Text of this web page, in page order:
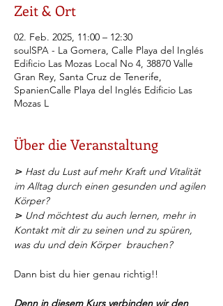
Zeit & Ort
02. Feb. 2025, 11:00 – 12:30
soulSPA - La Gomera, Calle Playa del Inglés
Edificio Las Mozas Local No 4, 38870 Valle
Gran Rey, Santa Cruz de Tenerife,
SpanienCalle Playa del Inglés Edificio Las
Mozas L
Über die Veranstaltung
⋗ Hast du Lust auf mehr Kraft und Vitalität
im Alltag durch einen gesunden und agilen
Körper?
⋗ Und möchtest du auch lernen, mehr in
Kontakt mit dir zu seinen und zu spüren,
was du und dein Körper  brauchen?
Dann bist du hier genau richtig!!
Denn in diesem Kurs verbinden wir den